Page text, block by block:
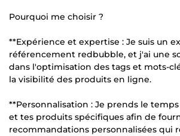
Pourquoi me choisir ?
**Expérience et expertise : Je suis un
référencement redbubble, et j'ai une
dans l'optimisation des tags et mots-
la visibilité des produits en ligne.
**Personnalisation : Je prends le
et tes produits spécifiques afin de
recommandations personnalisées qui